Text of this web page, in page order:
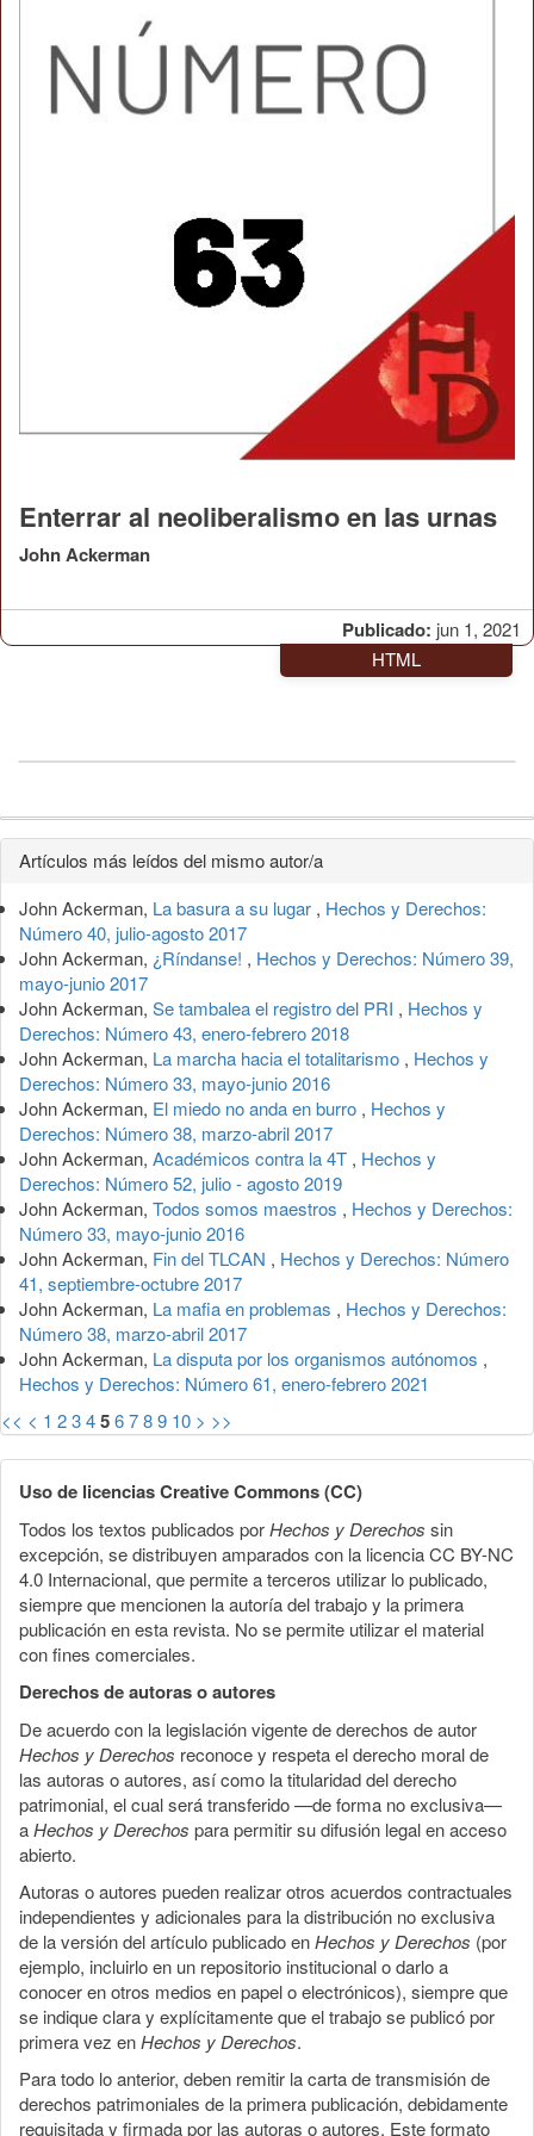
Publicado: jun 1, 2021
Enterrar al neoliberalismo en las urnas
John Ackerman
HTML
Detalles
del
artículo
Artículos más leídos del mismo autor/a
John Ackerman, La basura a su lugar , Hechos y Derechos:
Número 40, julio-agosto 2017
John Ackerman, ¿Ríndanse! , Hechos y Derechos: Número 39,
mayo-junio 2017
John Ackerman, Se tambalea el registro del PRI , Hechos y
Derechos: Número 43, enero-febrero 2018
John Ackerman, La marcha hacia el totalitarismo , Hechos y
Derechos: Número 33, mayo-junio 2016
John Ackerman, El miedo no anda en burro , Hechos y
Derechos: Número 38, marzo-abril 2017
John Ackerman, Académicos contra la 4T , Hechos y
Derechos: Número 52, julio - agosto 2019
John Ackerman, Todos somos maestros , Hechos y Derechos:
Número 33, mayo-junio 2016
John Ackerman, Fin del TLCAN , Hechos y Derechos: Número
41, septiembre-octubre 2017
John Ackerman, La mafia en problemas , Hechos y Derechos:
Número 38, marzo-abril 2017
John Ackerman, La disputa por los organismos autónomos ,
Hechos y Derechos: Número 61, enero-febrero 2021
<< < 1 23456789 10 > >>
Uso de licencias Creative Commons (CC)
Todos los textos publicados porHechos y Derechos sin
excepción, se distribuyen amparados con la licencia CC BY-NC
4.0 Internacional, que permite a terceros utilizar lo publicado,
siempre que mencionen la autoría del trabajo y la primera
publicación en esta revista. No se permite utilizar el material
con fines comerciales.
Derechos de autoras o autores
De acuerdo con la legislación vigente de derechos de autor
Hechos y Derechos reconoce y respeta el derecho moral de
las autoras o autores, así como la titularidad del derecho
patrimonial, el cual será transferido —de forma no exclusiva—
aHechos y Derechos para permitir su difusión legal en acceso
abierto.
Autoras o autores pueden realizar otros acuerdos contractuales
independientes y adicionales para la distribución no exclusiva
de la versión del artículo publicado enHechos y Derechos (por
ejemplo, incluirlo en un repositorio institucional o darlo a
conocer en otros medios en papel o electrónicos), siempre que
se indique clara y explícitamente que el trabajo se publicó por
primera vez enHechos y Derechos.
Para todo lo anterior, deben remitir la carta de transmisión de
derechos patrimoniales de la primera publicación, debidamente
requisitada y firmada por las autoras o autores. Este formato